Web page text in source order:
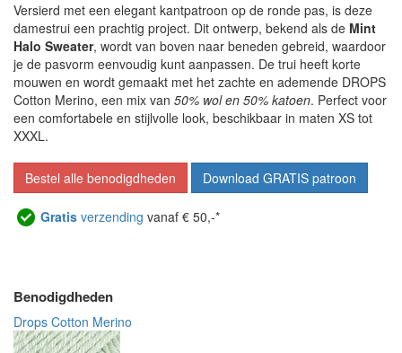
Versierd met een elegant kantpatroon op de ronde pas, is deze
damestrui een prachtig project. Dit ontwerp, bekend als de Mint
Halo Sweater, wordt van boven naar beneden gebreid, waardoor
je de pasvorm eenvoudig kunt aanpassen. De trui heeft korte
mouwen en wordt gemaakt met het zachte en ademende DROPS
Cotton Merino, een mix van 50% wol en 50% katoen. Perfect voor
een comfortabele en stijlvolle look, beschikbaar in maten XS tot
XXXL.
Bestel alle benodigdheden Download GRATIS patroon
Gratis verzending vanaf € 50,-*
Benodigdheden
Drops Cotton Merino